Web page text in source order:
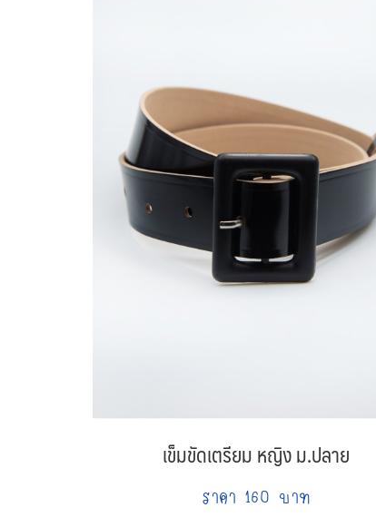
เข็มขัดเตรียม หญิง ม.ปลาย
ราคา 160 บาท